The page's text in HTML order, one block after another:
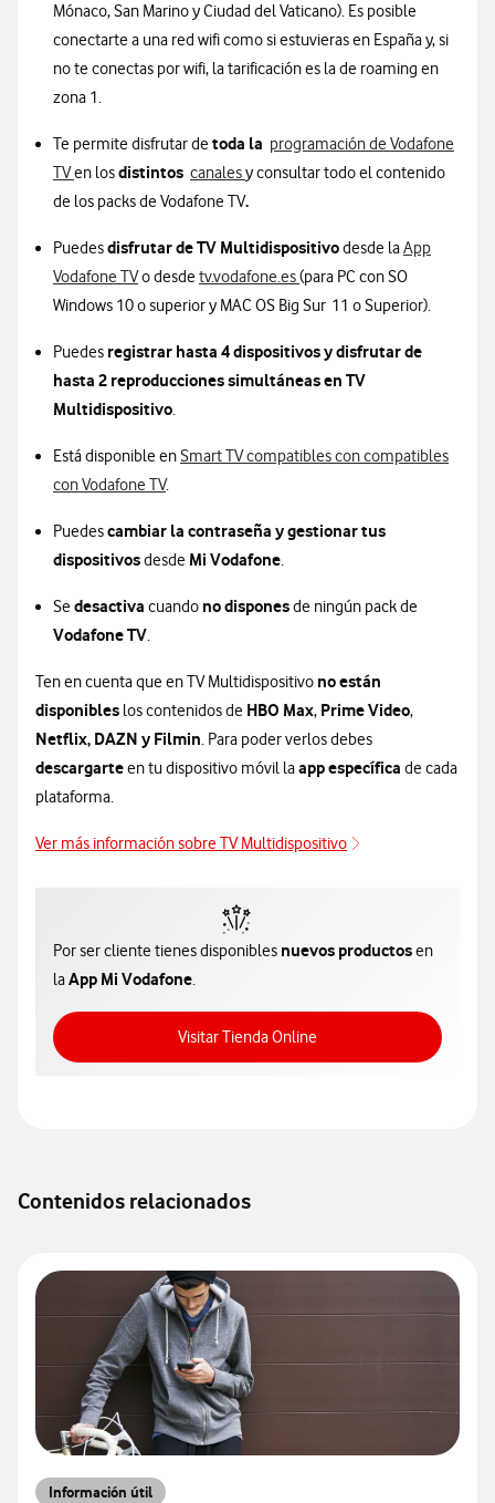
Mónaco, San Marino y Ciudad del Vaticano). Es posible
conectarte a una red wifi como si estuvieras en España y, si
no te conectas por wifi, la tarificación es la de roaming en
zona 1.
Te permite disfrutar detoda la programación de Vodafone
TVen losdistintos canalesy consultar todo el contenido
de los packs de Vodafone TV.
Puedesdisfrutar de TV Multidispositivodesde laApp
Vodafone TVo desdetv.vodafone.es(para PC con SO
Windows 10 o superior y MAC OS Big Sur 11 o Superior).
Puedes registrar hasta 4 dispositivos y disfrutar de
hasta 2 reproducciones simultáneas en TV
Multidispositivo.
Está disponible enSmart TV compatibles con compatibles
con Vodafone TV.
Puedescambiar la contraseña y gestionar tus
dispositivosdesde Mi Vodafone.
Sedesactiva cuando no disponesde ningún pack de
Vodafone TV.
Ten en cuenta que en TV Multidispositivo no están
disponibles los contenidos de HBO Max, Prime Video,
Netflix, DAZN y Filmin. Para poder verlos debes
descargarteen tu dispositivo móvil laapp específica de cada
plataforma.
Ver más información sobre TV Multidispositivo
Por ser cliente tienes disponibles nuevos productosen
laApp Mi Vodafone.
Visitar Tienda OnlineAcceso a Tienda Online
Contenidos relacionados
Información útil